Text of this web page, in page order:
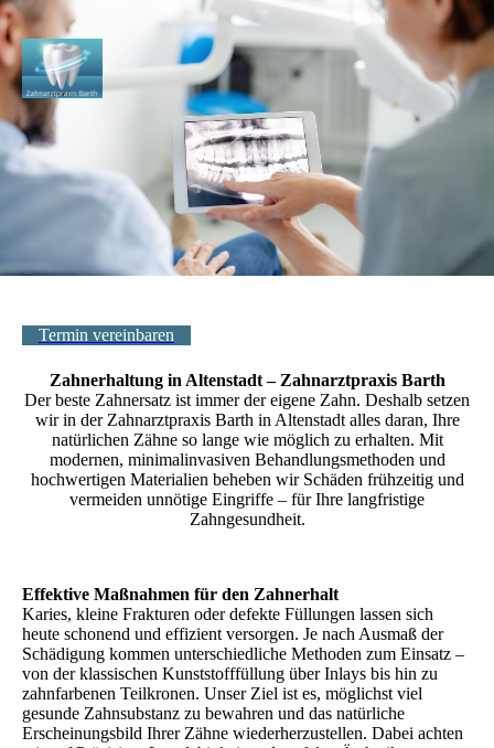
Termin vereinbaren
Zahnerhaltung in Altenstadt – Zahnarztpraxis Barth
Der beste Zahnersatz ist immer der eigene Zahn. Deshalb setzen
wir in der Zahnarztpraxis Barth in Altenstadt alles daran, Ihre
natürlichen Zähne so lange wie möglich zu erhalten. Mit
modernen, minimalinvasiven Behandlungsmethoden und
hochwertigen Materialien beheben wir Schäden frühzeitig und
vermeiden unnötige Eingriffe – für Ihre langfristige
Zahngesundheit.
Effektive Maßnahmen für den Zahnerhalt
Karies, kleine Frakturen oder defekte Füllungen lassen sich
heute schonend und effizient versorgen. Je nach Ausmaß der
Schädigung kommen unterschiedliche Methoden zum Einsatz –
von der klassischen Kunststofffüllung über Inlays bis hin zu
zahnfarbenen Teilkronen. Unser Ziel ist es, möglichst viel
gesunde Zahnsubstanz zu bewahren und das natürliche
Erscheinungsbild Ihrer Zähne wiederherzustellen. Dabei achten